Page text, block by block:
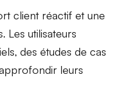
client réactif et une
Les utilisateurs
des études de cas
leurs